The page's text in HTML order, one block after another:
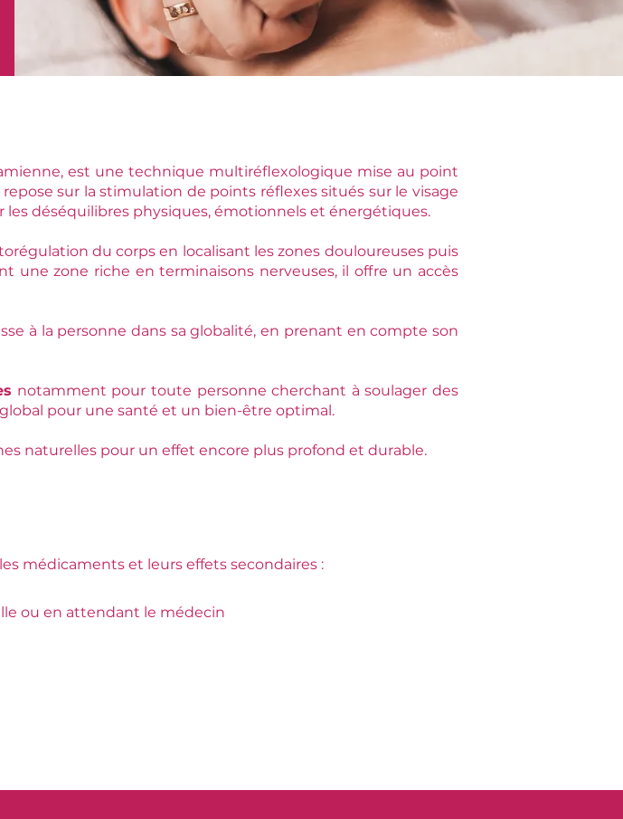
est une technique multiréflexologique mise au point
sur la stimulation de points réflexes situés sur le visage
les déséquilibres physiques, émotionnels et énergétiques.
du corps en localisant les zones douloureuses puis
une zone riche en terminaisons nerveuses, il offre un accès
à la personne dans sa globalité, en prenant en compte son
notamment pour toute personne cherchant à soulager des
pour une santé et un bien-être optimal.
naturelles pour un effet encore plus profond et durable.
médicaments et leurs effets secondaires :
ou en attendant le médecin